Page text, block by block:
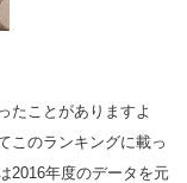
たことがありますよ
このランキングに載っ
2016年度のデータを元